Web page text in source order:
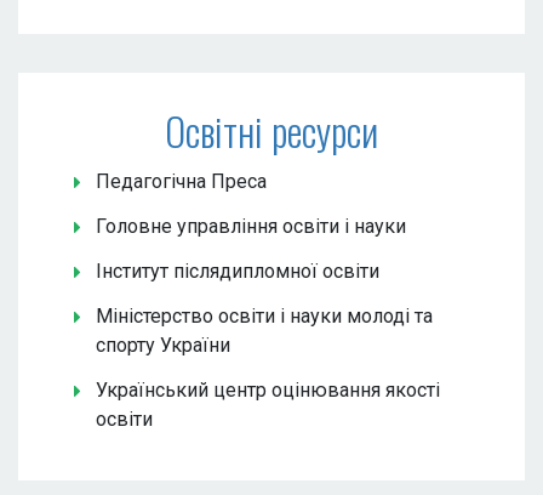
Освітні ресурси
Педагогічна Преса
Головне управління освіти і науки
Інститут післядипломної освіти
Міністерство освіти і науки молоді та
спорту України
Український центр оцінювання якості
освіти